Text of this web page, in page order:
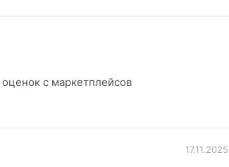
оценок с маркетплейсов
17.11.2025